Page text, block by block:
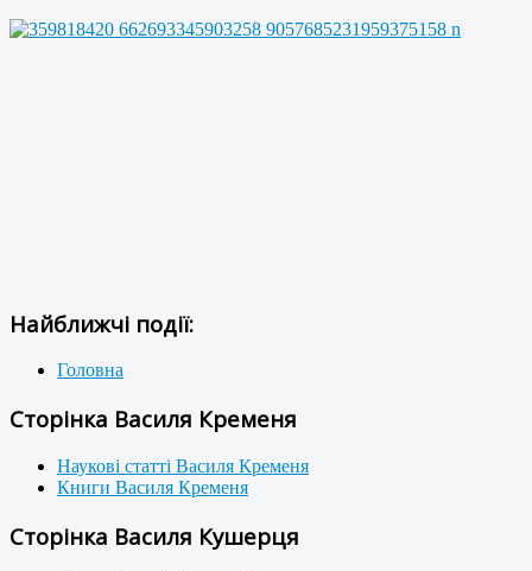
Найближчі події:
Головна
Сторінка Василя Кременя
Наукові статті Василя Кременя
Книги Василя Кременя
Сторінка Василя Кушерця